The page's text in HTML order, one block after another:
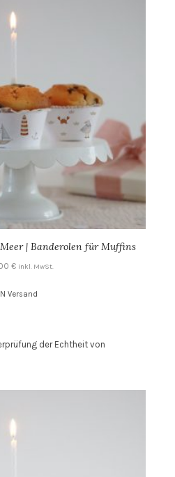
| Banderolen für Muffins
€ inkl. MwSt.
Versand
der Echtheit von